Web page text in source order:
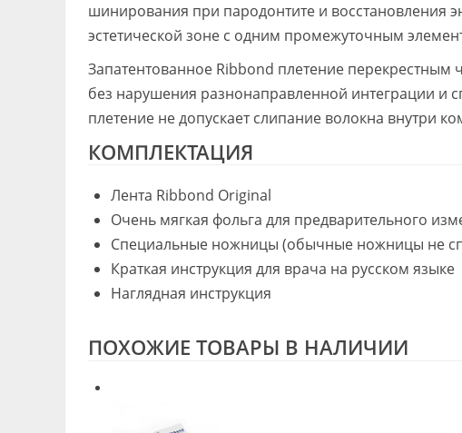
шинирования при пародонтите и восстановления
эстетической зоне с одним промежуточным
Запатентованное Ribbond плетение
без нарушения разнонаправленной интеграции и
плетение не допускает слипание волокна внутри
КОМПЛЕКТАЦИЯ
Лента Ribbond Original
Очень мягкая фольга для предварительного
Специальные ножницы (обычные ножницы не
Краткая инструкция для врача на русском языке
Наглядная инструкция
ПОХОЖИЕ ТОВАРЫ В НАЛИЧИИ